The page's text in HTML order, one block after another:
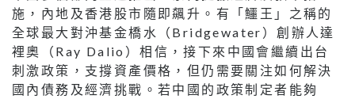
施，內地及香港股市隨即飆升。有「鱷王」之稱的
全球最大對沖基金橋水（Bridgewater）創辦人達
裡奧（Ray Dalio）相信，接下來中國會繼續出台
刺激政策，支撐資產價格，但仍需要關注如何解決
國內債務及經濟挑戰。若中國的政策制定者能夠